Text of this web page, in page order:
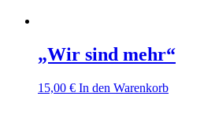
„Wir sind mehr“
15,00 € In den Warenkorb